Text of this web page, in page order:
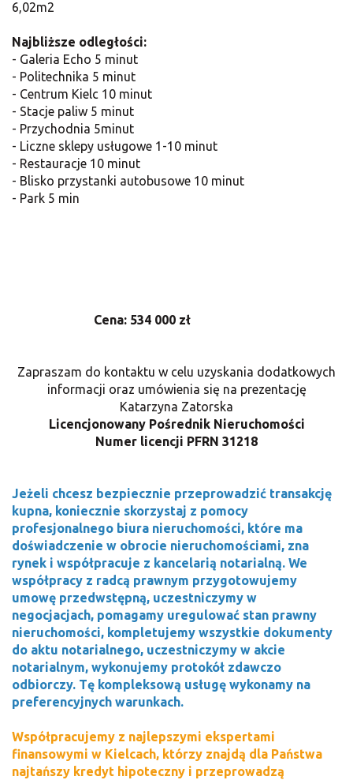
6,02m2
Najbliższe odległości:
- Galeria Echo 5 minut
- Politechnika 5 minut
- Centrum Kielc 10 minut
- Stacje paliw 5 minut
- Przychodnia 5minut
- Liczne sklepy usługowe 1-10 minut
- Restauracje 10 minut
- Blisko przystanki autobusowe 10 minut
- Park 5 min
Cena: 534 000 zł
Zapraszam do kontaktu w celu uzyskania dodatkowych
informacji oraz umówienia się na prezentację
Katarzyna Zatorska
Licencjonowany Pośrednik Nieruchomości
Numer licencji PFRN 31218
Jeżeli chcesz bezpiecznie przeprowadzić transakcję
kupna, koniecznie skorzystaj z pomocy
profesjonalnego biura nieruchomości, które ma
doświadczenie w obrocie nieruchomościami, zna
rynek i współpracuje z kancelarią notarialną. We
współpracy z radcą prawnym przygotowujemy
umowę przedwstępną, uczestniczymy w
negocjacjach, pomagamy uregulować stan prawny
nieruchomości, kompletujemy wszystkie dokumenty
do aktu notarialnego, uczestniczymy w akcie
notarialnym, wykonujemy protokół zdawczo
odbiorczy. Tę kompleksową usługę wykonamy na
preferencyjnych warunkach.
Współpracujemy z najlepszymi ekspertami
finansowymi w Kielcach, którzy znajdą dla Państwa
najtańszy kredyt hipoteczny i przeprowadzą